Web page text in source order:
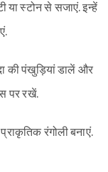
या स्टोन से सजाएं. इन्हें
की पंखुड़ियां डालें और
पर रखें.
रंगोली बनाएं.